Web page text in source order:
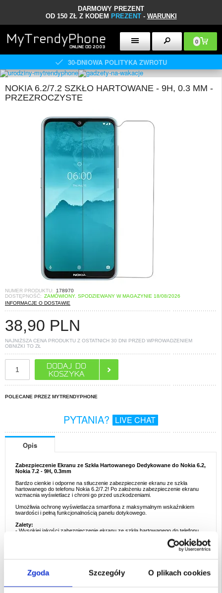
Zgoda Szczegóły O plikach cookies
DARMOWY PREZENT
OD 150 ZŁ Z KODEM PREZENT- WARUNKI
0
30-DNIOWA POLITYKA ZWROTU
NOKIA 6.2/7.2 SZKŁO HARTOWANE - 9H, 0.3 MM -
PRZEZROCZYSTE
NUMER PRODUKTU:
178970
DOSTĘPNOŚĆ: ZAMÓWIONY. SPODZIEWANY W MAGAZYNIE 18/08/2026
INFORMACJE O DOSTAWIE
38,90 PLN
NAJNIŻSZA CENA PRODUKTU Z OSTATNICH 30 DNI PRZED WPROWADZENIEM
OBNIŻKI TO ZŁ
POLECANE PRZEZ MYTRENDYPHONE
PYTANIA? LIVE CHAT
Opis
Zabezpieczenie Ekranu ze Szkła Hartowanego Dedykowane do Nokia 6.2,
Nokia 7.2 - 9H, 0.3mm
Bardzo cienkie i odporne na stłuczenie zabezpieczenie ekranu ze szkła
hartowanego do telefonu Nokia 6.2/7.2! Po założeniu zabezpieczenie ekranu
wzmacnia wyświetlacz i chroni go przed uszkodzeniami.
Umożliwia ochronę wyświetlacza smartfona z maksymalnym wskaźnikiem
twardości i pełną funkcjonalnością panelu dotykowego.
Zalety:
- Wysokiej jakości zabezpieczenie ekranu ze szkła hartowanego do telefonu
- Wzmocnij wyświetlacz smartfona i chroń go przed uszkodzeniami
Przeznaczenie:
Nokia 6.2, Nokia 7.2